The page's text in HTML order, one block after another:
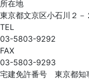
所在地
東京都文京区小石川２
TEL
03-5803-9292
FAX
03-5803-9293
宅建免許番号 東京都知